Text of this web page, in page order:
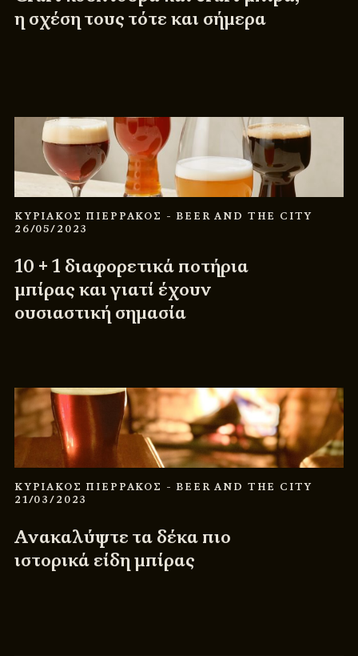
η σχέση τους τότε και σήμερα
ΚΥΡΙΑΚΟΣ ΠΙΕΡΡΑΚΟΣ - BEER AND THE CITY
26/05/2023
10 + 1 διαφορετικά ποτήρια
μπίρας και γιατί έχουν
ουσιαστική σημασία
ΚΥΡΙΑΚΟΣ ΠΙΕΡΡΑΚΟΣ - BEER AND THE CITY
21/03/2023
Ανακαλύψτε τα δέκα πιο
ιστορικά είδη μπίρας